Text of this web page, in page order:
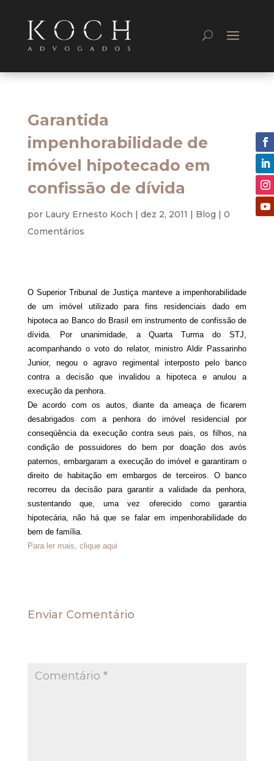
Garantida
impenhorabilidade de
imóvel hipotecado em
confissão de dívida
por Laury Ernesto Koch | dez 2, 2011 | Blog | 0
Comentários
O Superior Tribunal de Justiça manteve a impenhorabilidade
de um imóvel utilizado para fins residenciais dado em
hipoteca ao Banco do Brasil em instrumento de confissão de
dívida. Por unanimidade, a Quarta Turma do STJ,
acompanhando o voto do relator, ministro Aldir Passarinho
Junior, negou o agravo regimental interposto pelo banco
contra a decisão que invalidou a hipoteca e anulou a
execução da penhora.
De acordo com os autos, diante da ameaça de ficarem
desabrigados com a penhora do imóvel residencial por
conseqüência da execução contra seus pais, os filhos, na
condição de possuidores do bem por doação dos avós
paternos, embargaram a execução do imóvel e garantiram o
direito de habitação em embargos de terceiros. O banco
recorreu da decisão para garantir a validade da penhora,
sustentando que, uma vez oferecido como garantia
hipotecária, não há que se falar em impenhorabilidade do
bem de família.
Para ler mais, clique aqui
Enviar Comentário